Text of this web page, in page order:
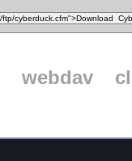
webdav